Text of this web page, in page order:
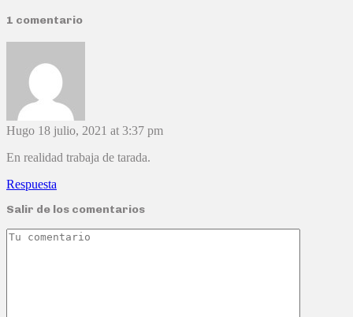
1 comentario
Hugo 18 julio, 2021 at 3:37 pm
En realidad trabaja de tarada.
Respuesta
Salir de los comentarios